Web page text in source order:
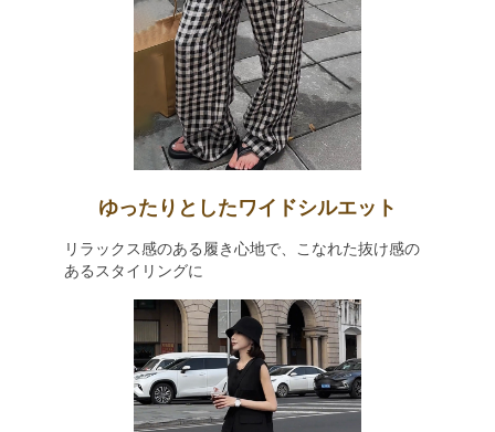
ゆったりとしたワイドシルエット
リラックス感のある履き心地で、こなれた抜け感の
あるスタイリングに